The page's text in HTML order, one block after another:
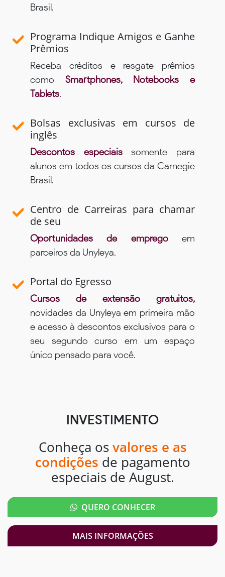
Brasil.
Programa Indique Amigos e Ganhe
Prêmios
Receba créditos e resgate prêmios
como Smartphones, Notebooks e
Tablets.
Bolsas exclusivas em cursos de
inglês
Descontos especiaissomente para
alunos em todos os cursos da Carnegie
Brasil.
Centro de Carreiras para chamar
de seu
Oportunidades de empregoem
parceiros da Unyleya.
Portal do Egresso
Cursos de extensão gratuitos,
novidades da Unyleya em primeira mão
e acesso à descontos exclusivos para o
seu segundo curso em um espaço
único pensado para você.
INVESTIMENTO
Conheça os valores e as
condições de pagamento
especiais de August.
QUERO CONHECER
MAIS INFORMAÇÕES